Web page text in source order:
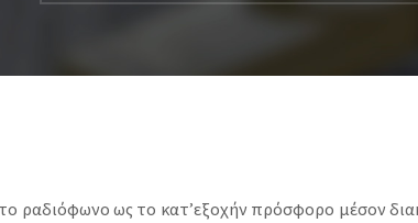
ραδιόφωνο ως το κατ’εξοχήν πρόσφορο μέσον